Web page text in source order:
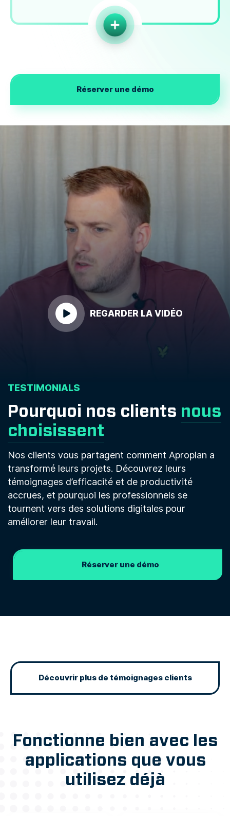
Réserver une démo
REGARDER LA VIDÉO
TESTIMONIALS
Pourquoi nos clients nous
choisissent
Nos clients vous partagent comment Aproplan a
transformé leurs projets. Découvrez leurs
témoignages d’efficacité et de productivité
accrues, et pourquoi les professionnels se
tournent vers des solutions digitales pour
améliorer leur travail.
Réserver une démo
Découvrir plus de témoignages clients
Fonctionne bien avec les
applications que vous
utilisez déjà